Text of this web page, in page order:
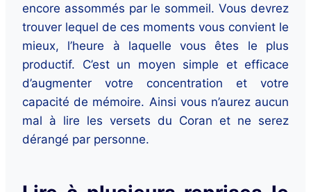
encore assommés par le sommeil. Vous devrez
trouver lequel de ces moments vous convient le
mieux, l’heure à laquelle vous êtes le plus
productif. C’est un moyen simple et efficace
d’augmenter votre concentration et votre
capacité de mémoire. Ainsi vous n’aurez aucun
mal à lire les versets du Coran et ne serez
dérangé par personne.